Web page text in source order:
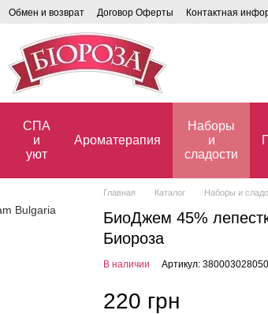
Обмен и возврат Договор Оферты Контактная
СПА
и
уют
Ароматерапия
Наборы
и
сладости
Главная Каталог Наборы и
БиоДжем 45%
Биороза
В наличии Артикул:
220 грн